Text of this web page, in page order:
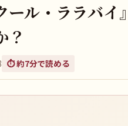
ル・ララバイ
？
⏱️ 約7分で読める